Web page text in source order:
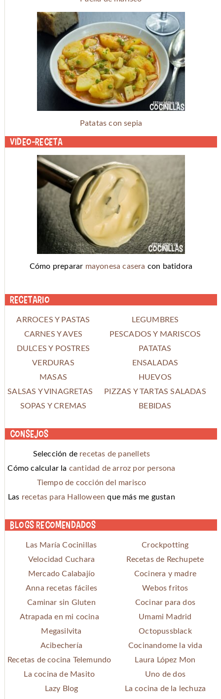
Patatas con sepia
Video-receta
Cómo preparar mayonesa casera con batidora
Recetario
ARROCES Y PASTAS
LEGUMBRES
CARNES Y AVES
PESCADOS Y MARISCOS
DULCES Y POSTRES
PATATAS
VERDURAS
ENSALADAS
MASAS
HUEVOS
SALSAS Y VINAGRETAS
PIZZAS Y TARTAS SALADAS
SOPAS Y CREMAS
BEBIDAS
Consejos
Selección de recetas de panellets
Cómo calcular la cantidad de arroz por persona
Tiempo de cocción del marisco
Las recetas para Halloween que más me gustan
Blogs recomendados
Las María Cocinillas
Crockpotting
Velocidad Cuchara
Recetas de Rechupete
Mercado Calabajío
Cocinera y madre
Anna recetas fáciles
Webos fritos
Caminar sin Gluten
Cocinar para dos
Atrapada en mi cocina
Umami Madrid
Megasilvita
Octopussblack
Acibechería
Cocinandome la vida
Recetas de cocina Telemundo
Laura López Mon
La cocina de Masito
Uno de dos
Lazy Blog
La cocina de la lechuza